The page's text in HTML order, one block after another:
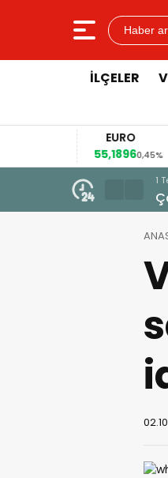
Haber
İLÇELER
EURO
55,18960,45%
1